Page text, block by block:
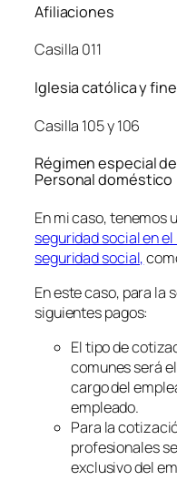
Afiliaciones
Casilla 011
Iglesia católica y
Casilla 105 y 106
Régimen especial
Personal doméstico
En mi caso, tenemos
seguridad social en
seguridad social,
En este caso, para la
siguientes pagos:
El tipo de
comunes será
cargo del
empleado.
Para la
profesionales
exclusivo del